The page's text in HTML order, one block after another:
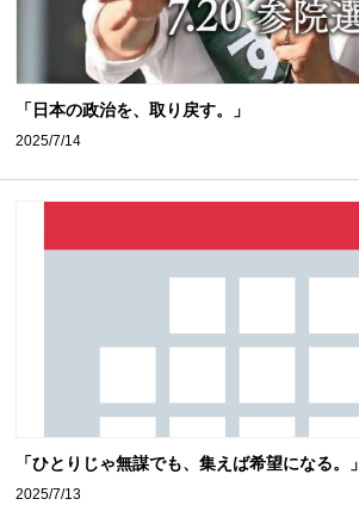
「日本の政治を、取り戻す。」
2025/7/14
「ひとりじゃ無謀でも、集えば希望になる。」
2025/7/13